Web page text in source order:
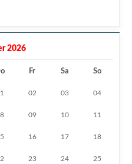
2026
Fr Sa So
02 03 04
09 10 11
16 17 18
23 24 25